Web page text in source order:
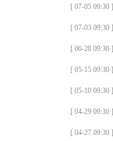
[ 07-05 09:30 ]
[ 07-03 09:30 ]
[ 06-28 09:30 ]
[ 05-15 09:30 ]
[ 05-10 09:30 ]
[ 04-29 09:30 ]
[ 04-27 09:30 ]